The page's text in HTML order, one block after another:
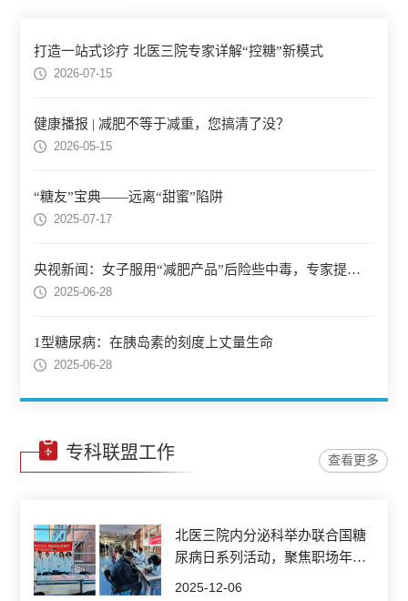
打造一站式诊疗 北医三院专家详解“控糖”新模式
2026-07-15
健康播报 | 减肥不等于减重，您搞清了没？
2026-05-15
“糖友”宝典——远离“甜蜜”陷阱
2025-07-17
央视新闻：女子服用“减肥产品”后险些中毒，专家提醒！
2025-06-28
1型糖尿病：在胰岛素的刻度上丈量生命
2025-06-28
专科联盟工作 查看更多
北医三院内分泌科举办联合国糖
尿病日系列活动，聚焦职场年轻
2025-12-06